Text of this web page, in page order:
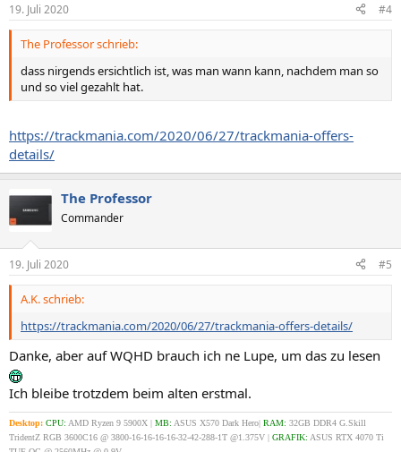
e
n
19. Juli 2020 #4
The Professor schrieb:
dass nirgends ersichtlich ist, was man wann kann, nachdem man so
und so viel gezahlt hat.
https://trackmania.com/2020/06/27/trackmania-offers-
details/
The Professor
Commander
19. Juli 2020 #5
A.K. schrieb:
https://trackmania.com/2020/06/27/trackmania-offers-details/
Danke, aber auf WQHD brauch ich ne Lupe, um das zu lesen
Ich bleibe trotzdem beim alten erstmal.
Desktop: CPU: AMD Ryzen 9 5900X | MB: ASUS X570 Dark Hero| RAM: 32GB DDR4 G.Skill
TridentZ RGB 3600C16 @ 3800-16-16-16-16-32-42-288-1T @1.375V | GRAFIK: ASUS RTX 4070 Ti